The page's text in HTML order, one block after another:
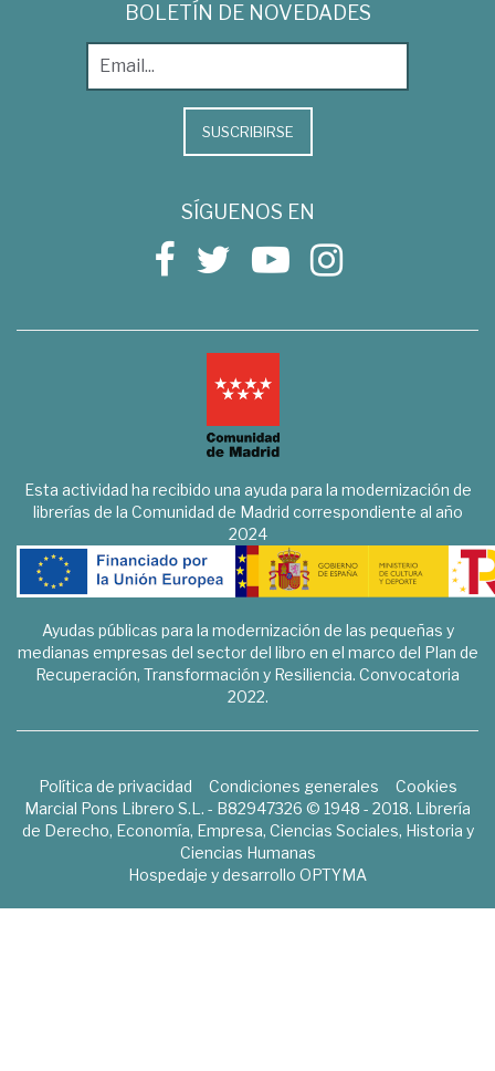
BOLETÍN DE NOVEDADES
SUSCRIBIRSE
SÍGUENOS EN
Esta actividad ha recibido una ayuda para la modernización de
librerías de la Comunidad de Madrid correspondiente al año
2024
Ayudas públicas para la modernización de las pequeñas y
medianas empresas del sector del libro en el marco del Plan de
Recuperación, Transformación y Resiliencia. Convocatoria
2022.
Política de privacidad Condiciones generales
Cookies
Marcial Pons Librero S.L. - B82947326 © 1948 - 2018. Librería
de Derecho, Economía, Empresa, Ciencias Sociales, Historia y
Ciencias Humanas
Hospedaje y desarrollo OPTYMA